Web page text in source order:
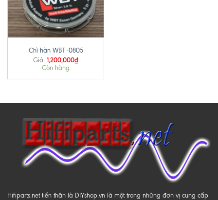
Chì hàn WBT -0805
Giá: 1,200,000₫
Còn hàng
Hifiparts.net tiền thân là DIYshop.vn là một trong những đơn vị cung cấp